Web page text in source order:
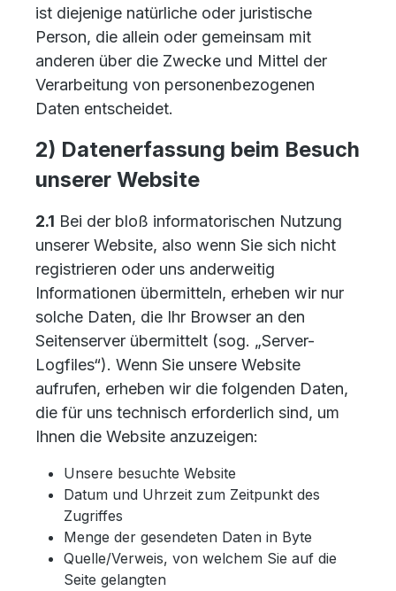
ist diejenige natürliche oder juristische
Person, die allein oder gemeinsam mit
anderen über die Zwecke und Mittel der
Verarbeitung von personenbezogenen
Daten entscheidet.
2) Datenerfassung beim Besuch
unserer Website
2.1 Bei der bloß informatorischen Nutzung
unserer Website, also wenn Sie sich nicht
registrieren oder uns anderweitig
Informationen übermitteln, erheben wir nur
solche Daten, die Ihr Browser an den
Seitenserver übermittelt (sog. „Server-
Logfiles“). Wenn Sie unsere Website
aufrufen, erheben wir die folgenden Daten,
die für uns technisch erforderlich sind, um
Ihnen die Website anzuzeigen:
Unsere besuchte Website
Datum und Uhrzeit zum Zeitpunkt des
Zugriffes
Menge der gesendeten Daten in Byte
Quelle/Verweis, von welchem Sie auf die
Seite gelangten